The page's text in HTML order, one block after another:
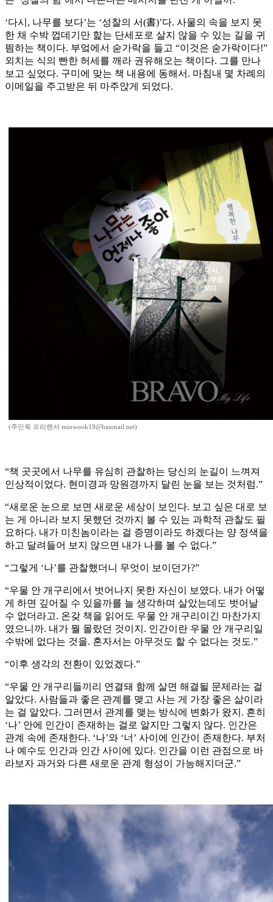
‘다시, 나무를 보다’는 ‘성찰의 서(書)’다. 사물의 속을 보지 못
한 채 수박 껍데기만 핥는 단세포로 살지 않을 수 있는 길을 귀
띔하는 책이다. 부엌에서 숟가락을 들고 “이것은 숟가락이다!”
외치는 식의 빤한 허세를 깨라 권유해오는 책이다. 그를 만나
보고 싶었다. 구미에 맞는 책 내용에 동해서. 마침내 몇 차례의
이메일을 주고받은 뒤 마주앉게 되었다.
(주민욱 프리랜서 minwook19@hanmail.net)
“책 곳곳에서 나무를 유심히 관찰하는 당신의 눈길이 느껴져
인상적이었다. 현미경과 망원경까지 달린 눈을 보는 것처럼.”
“새로운 눈으로 보면 새로운 세상이 보인다. 보고 싶은 대로 보
는 게 아니라 보지 못했던 것까지 볼 수 있는 과학적 관찰도 필
요하다. 내가 미친놈이라는 걸 증명이라도 하겠다는 양 정색을
하고 달려들어 보지 않으면 내가 나를 볼 수 없다.”
“그렇게 ‘나’를 관찰했더니 무엇이 보이던가?”
“우물 안 개구리에서 벗어나지 못한 자신이 보였다. 내가 어떻
게 하면 깊어질 수 있을까를 늘 생각하며 살았는데도 벗어날
수 없더라고. 온갖 책을 읽어도 우물 안 개구리이긴 마찬가지
였으니까. 내가 뭘 몰랐던 것이지. 인간이란 우물 안 개구리일
수밖에 없다는 것을. 혼자서는 아무것도 할 수 없다는 것도.”
“이후 생각의 전환이 있었겠다.”
“우물 안 개구리들끼리 연결돼 함께 살면 해결될 문제라는 걸
알았다. 사람들과 좋은 관계를 맺고 사는 게 가장 좋은 삶이라
는 걸 알았다. 그러면서 관계를 맺는 방식에 변화가 왔지. 흔히
‘나’ 안에 인간이 존재하는 걸로 알지만 그렇지 않다. 인간은
관계 속에 존재한다. ‘나’와 ‘너’ 사이에 인간이 존재한다. 부처
나 예수도 인간과 인간 사이에 있다. 인간을 이런 관점으로 바
라보자 과거와 다른 새로운 관계 형성이 가능해지더군.”